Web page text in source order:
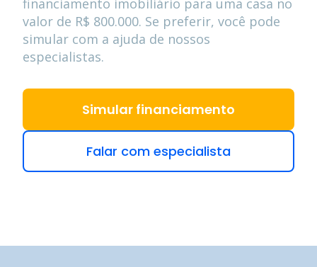
valor de R$ 800.000. Se preferir, você pode
simular com a ajuda de nossos
especialistas.
Simular financiamento
Falar com especialista